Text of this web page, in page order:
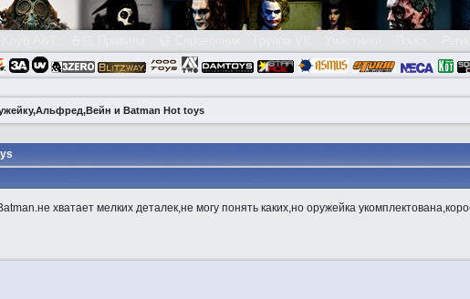
и Batman Hot toys
хватает мелких деталек,не могу понять каких,но оружейка